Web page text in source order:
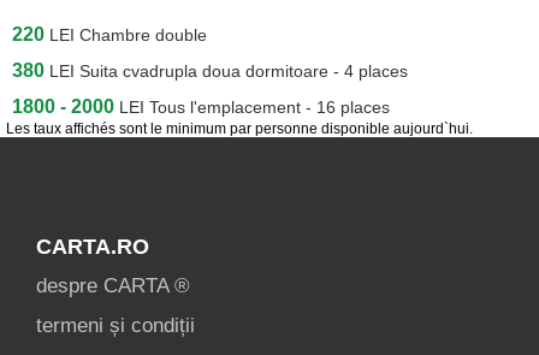
Les taux affichés sont le minimum par personne disponible aujourd`hui.
220 LEI Chambre double
380 LEI Suita cvadrupla doua dormitoare - 4 places
1800 - 2000 LEI Tous l'emplacement - 16 places
CARTA.RO
despre CARTA ®
termeni și condiții